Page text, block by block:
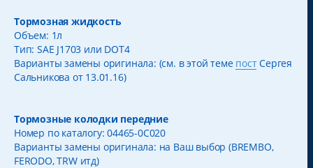
Тормозная жидкость
Объем: 1л
Тип: SAE J1703 или DOT4
Варианты замены оригинала: (см. в этой теме постСергея
Сальникова от 13.01.16)
Тормозные колодки передние
Номер по каталогу: 04465-0C020
Варианты замены оригинала: на Ваш выбор (BREMBO,
FERODO, TRW итд)